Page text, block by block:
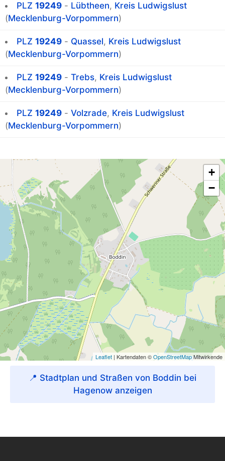
PLZ 19249 - Lübtheen, Kreis Ludwigslust
(Mecklenburg-Vorpommern)
PLZ 19249 - Quassel, Kreis Ludwigslust
(Mecklenburg-Vorpommern)
PLZ 19249 - Trebs, Kreis Ludwigslust
(Mecklenburg-Vorpommern)
PLZ 19249 - Volzrade, Kreis Ludwigslust
(Mecklenburg-Vorpommern)
📍 Stadtplan und Straßen von Boddin bei
Hagenow anzeigen